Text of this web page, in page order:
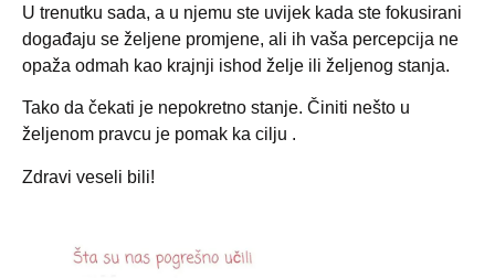
U trenutku sada, a u njemu ste uvijek kada ste fokusirani
događaju se željene promjene, ali ih vaša percepcija ne
opaža odmah kao krajnji ishod želje ili željenog stanja.
Tako da čekati je nepokretno stanje. Činiti nešto u
željenom pravcu je pomak ka cilju .
Zdravi veseli bili!